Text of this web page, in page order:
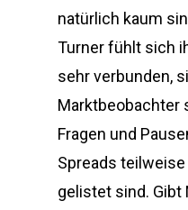
natürlich kaum
Turner fühlt sich
sehr verbunden,
Marktbeobachter
Fragen und
Spreads
gelistet sind. Gibt